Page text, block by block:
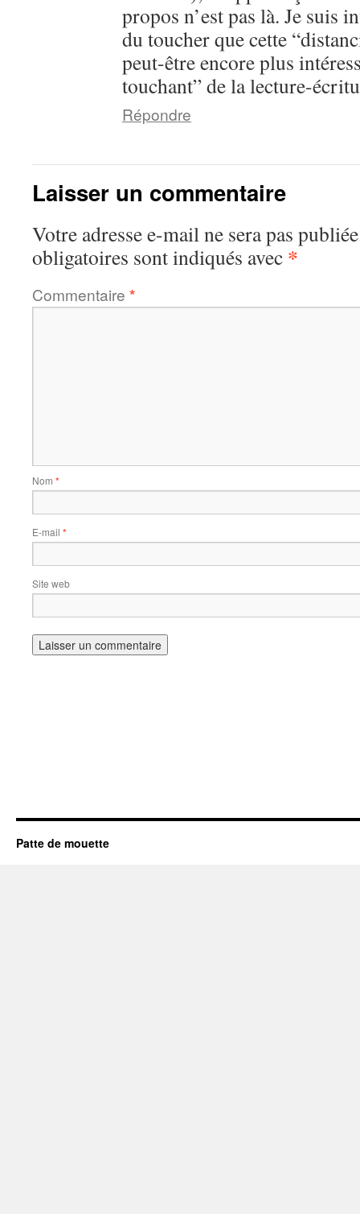
propos n’est pas là. Je suis
du toucher que cette
peut-être encore plus
touchant” de la lecture-
Répondre
Laisser un commentaire
Votre adresse e-mail ne sera pas
obligatoires sont indiqués avec *
Commentaire *
Nom *
E-mail *
Site web
Patte de mouette